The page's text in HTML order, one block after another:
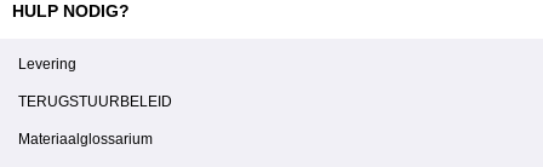
HULP NODIG?
Levering
TERUGSTUURBELEID
Materiaalglossarium